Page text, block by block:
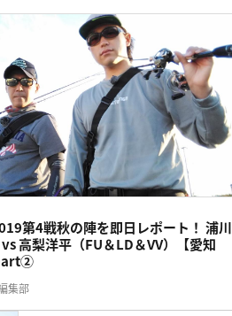
第4戦秋の陣を即日レポート！ 浦川
高梨洋平（FU＆LD＆VV）【愛知
集部